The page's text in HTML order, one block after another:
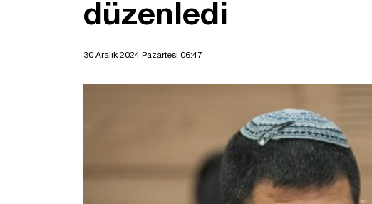
düzenledi
30 Aralık 2024 Pazartesi 06:47